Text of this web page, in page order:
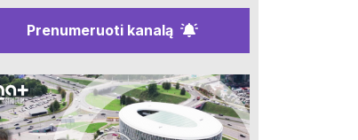
Prenumeruoti kanalą